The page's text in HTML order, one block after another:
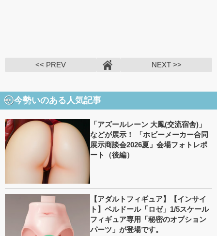
<< PREV NEXT >>
今勢いのある人気記事
「アズールレーン 大鳳(交流宿舎)」
などが展示！ 「ホビーメーカー合同
展示商談会2026夏」会場フォトレポ
ート（後編）
【アダルトフィギュア】【インサイ
ト】ベルドール「ロゼ」1/5スケール
フィギュア専用「秘密のオプション
パーツ」が登場です。